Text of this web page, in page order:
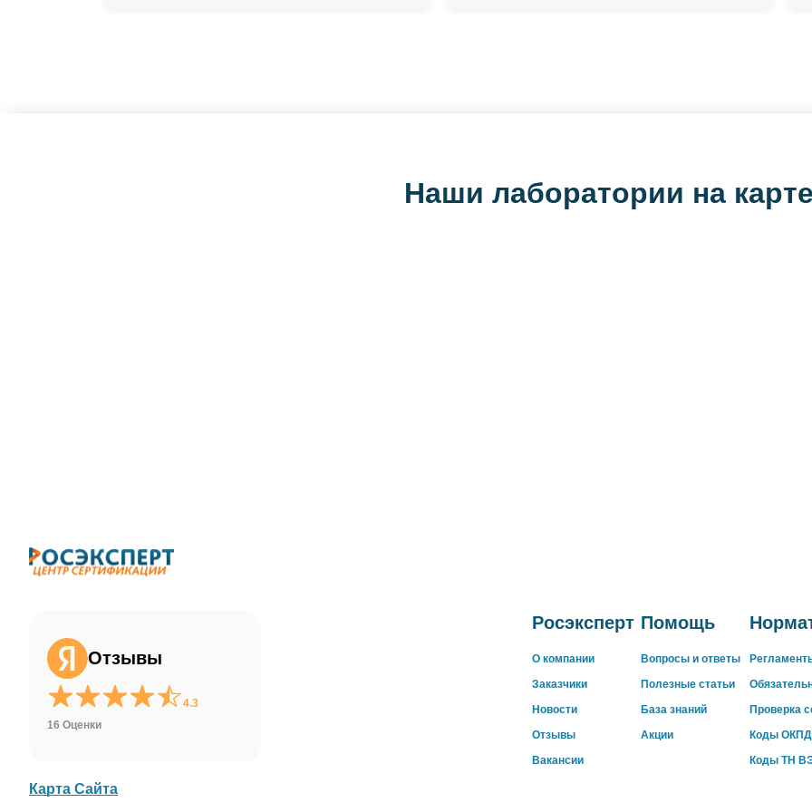
Наши лаборатории на
Отзывы
4.3
16 Оценки
Росэксперт
О компании
Заказчики
Новости
Отзывы
Вакансии
Помощь
Вопросы и ответы
Полезные статьи
База знаний
Акции
Проверка
Коды
Коды ТН
Карта Сайта
WhatsApp